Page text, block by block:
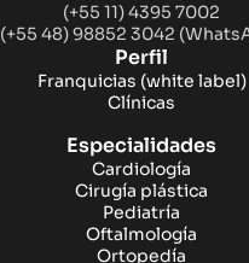
(+55 11) 4395 7002
(+55 48) 98852 3042
Perfil
Franquicias (white label)
Clínicas
Especialidades
Cardiología
Cirugía plástica
Pediatría
Oftalmología
Ortopedía